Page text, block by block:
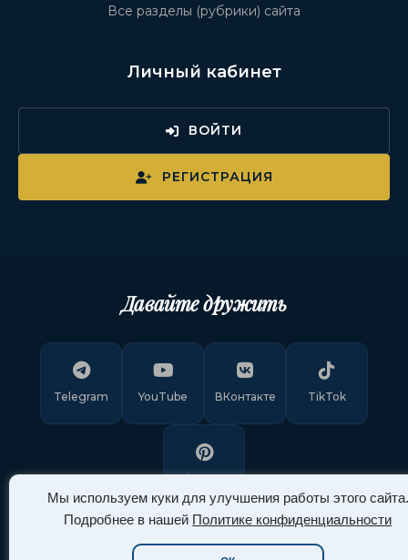
Мы используем куки для улучшения работы этого сайта.
Подробнее в нашей Политике конфиденциальности
Все разделы (рубрики) сайта
Личный кабинет
ВОЙТИ
РЕГИСТРАЦИЯ
Давайте дружить
Telegram YouTube ВКонтакте TikTok
Pinterest